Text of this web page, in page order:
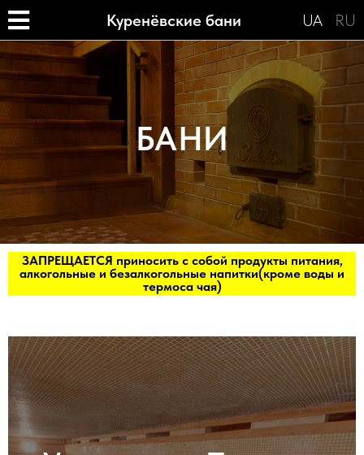
Куренёвские бани UA RU
БАНИ
ЗАПРЕЩАЕТСЯ приносить с собой продукты питания,
алкогольные и безалкогольные напитки(кроме воды и
термоса чая)